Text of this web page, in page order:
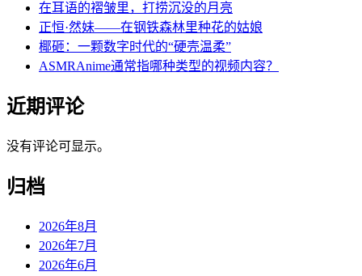
在耳语的褶皱里，打捞沉没的月亮
正恒·然妹——在钢铁森林里种花的姑娘
椰砸：一颗数字时代的“硬壳温柔”
ASMRAnime通常指哪种类型的视频内容？
近期评论
没有评论可显示。
归档
2026年8月
2026年7月
2026年6月